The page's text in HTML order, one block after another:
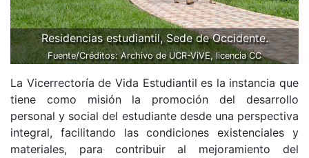
Residencias estudiantil, Sede de Occidente.
Fuente/Créditos: Archivo de UCR-ViVE, licencia CC
La Vicerrectoría de Vida Estudiantil es la instancia que
tiene como misión la promoción del desarrollo
personal y social del estudiante desde una perspectiva
integral, facilitando las condiciones existenciales y
materiales, para contribuir al mejoramiento del